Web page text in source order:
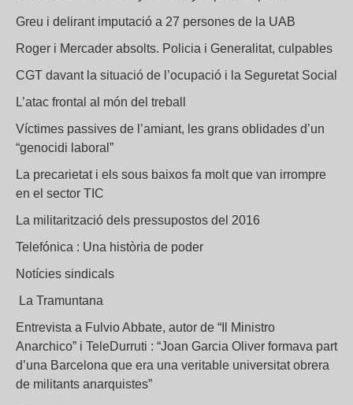
Greu i delirant imputació a 27 persones de la UAB
Roger i Mercader absolts. Policia i Generalitat, culpables
CGT davant la situació de l’ocupació i la Seguretat Social
L’atac frontal al món del treball
Víctimes passives de l’amiant, les grans oblidades d’un
“genocidi laboral”
La precarietat i els sous baixos fa molt que van irrompre
en el sector TIC
La militarització dels pressupostos del 2016
Telefónica : Una història de poder
Notícies sindicals
La Tramuntana
Entrevista a Fulvio Abbate, autor de “Il Ministro
Anarchico” i TeleDurruti : “Joan Garcia Oliver formava part
d’una Barcelona que era una veritable universitat obrera
de militants anarquistes”